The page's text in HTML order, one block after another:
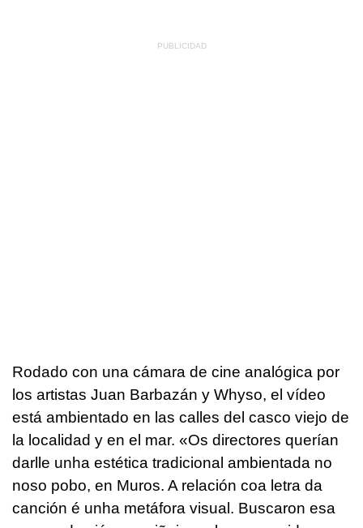
Rodado con una cámara de cine analógica por
los artistas Juan Barbazán y Whyso, el vídeo
está ambientado en las calles del casco viejo de
la localidad y en el mar. «Os directores querían
darlle unha estética tradicional ambientada no
noso pobo, en Muros. A relación coa letra da
canción é unha metáfora visual. Buscaron esa